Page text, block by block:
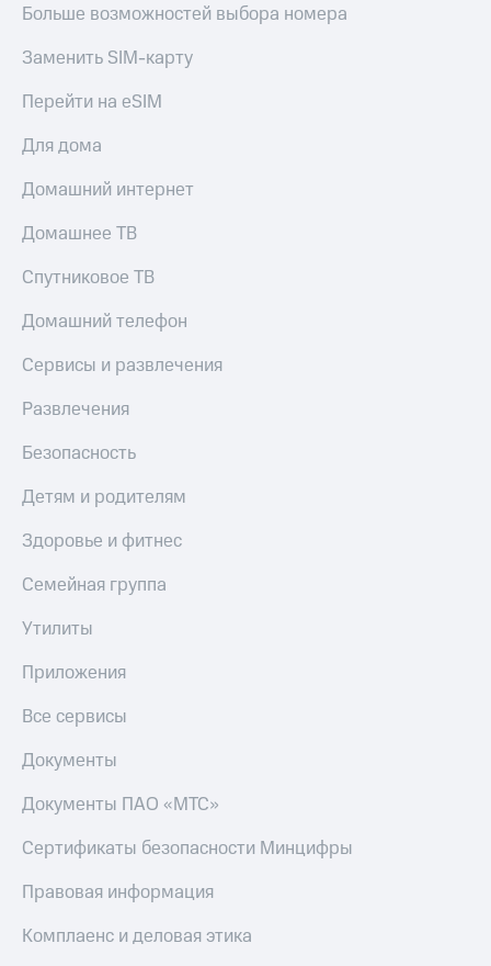
ТВ
Переводы
телефона
по QR-
за границей
магазин
Смартфоны
Наушники
колонки
Умные
и
дом
Акции
скидки
Все
товары
Больше возможностей выбора номера
Заменить SIM-карту
Перейти на eSIM
Для дома
Домашний интернет
Домашнее ТВ
Спутниковое ТВ
Домашний телефон
Сервисы и развлечения
Развлечения
Безопасность
Детям и родителям
Здоровье и фитнес
Семейная группа
Утилиты
Приложения
Все сервисы
Документы
Документы ПАО «МТС»
Сертификаты безопасности Минцифры
Правовая информация
Комплаенс и деловая этика